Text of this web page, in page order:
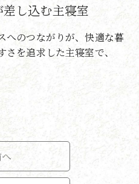
し込む主寝室
へのつながりが、快適な暮
を追求した主寝室で、